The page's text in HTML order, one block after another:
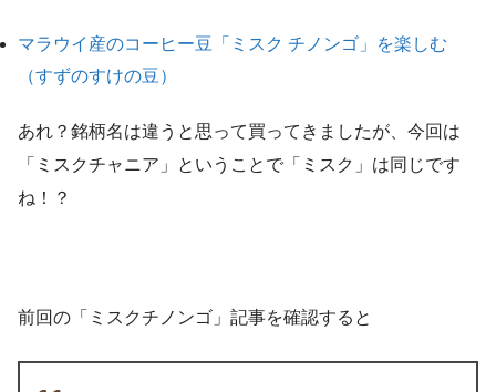
マラウイ産のコーヒー豆「ミスク チノンゴ」を楽しむ
（すずのすけの豆）
あれ？銘柄名は違うと思って買ってきましたが、今回は
「ミスクチャニア」ということで「ミスク」は同じです
ね！？
前回の「ミスクチノンゴ」記事を確認すると